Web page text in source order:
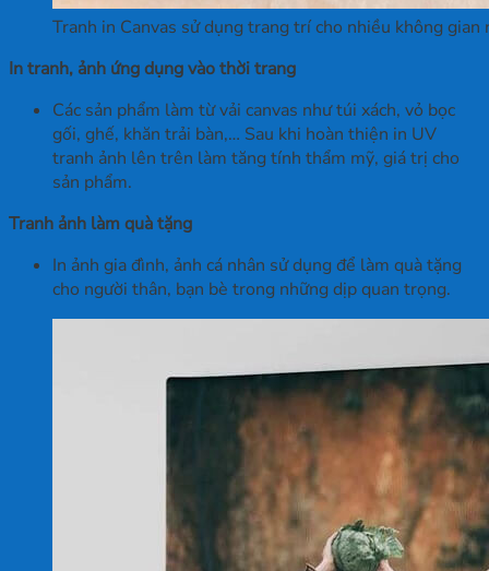
Tranh in Canvas sử dụng trang trí cho nhiều không gian
In tranh, ảnh ứng dụng vào thời trang
Các sản phẩm làm từ vải canvas như túi xách, vỏ bọc
gối, ghế, khăn trải bàn,… Sau khi hoàn thiện in UV
tranh ảnh lên trên làm tăng tính thẩm mỹ, giá trị cho
sản phẩm.
Tranh ảnh làm quà tặng
In ảnh gia đình, ảnh cá nhân sử dụng để làm quà tặng
cho người thân, bạn bè trong những dịp quan trọng.